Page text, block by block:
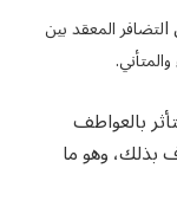
لتضافر المعقد بين
بالعواطف
بذلك، وهو ما